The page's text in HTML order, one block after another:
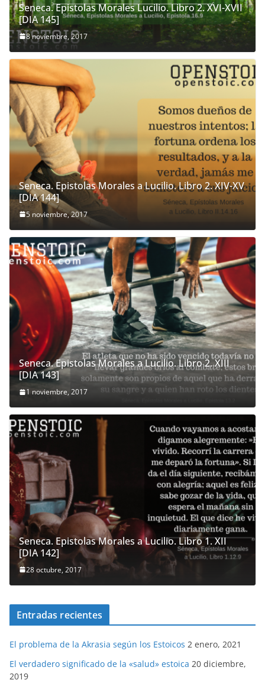
Seneca. Epistolas Morales Lucilio. Libro 2. XVI-XVII
[DIA 145]
8 noviembre, 2017
Seneca. Epistolas Morales a Lucilio. Libro 2. XIV-XV
[DIA 144]
5 noviembre, 2017
Seneca. Epistolas Morales a Lucilio. Libro 2. XIII
[DIA 143]
1 noviembre, 2017
Seneca. Epistolas Morales a Lucilio. Libro 1. XII
[DIA 142]
28 octubre, 2017
Entradas recientes
El problema de la Akrasia según los Estoicos 2 enero, 2021
El verdadero significado de la «salud» estoica 20 diciembre,
2019